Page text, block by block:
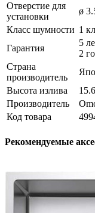
Отверстие для
установки
ø
Класс шумности 1
Гарантия
5
2
Страна
производитель
Высота излива
Производитель
Код товара
Рекомендуемые